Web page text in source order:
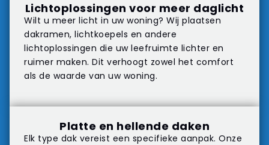
Lichtoplossingen voor meer daglicht
Wilt u meer licht in uw woning? Wij plaatsen
dakramen, lichtkoepels en andere
lichtoplossingen die uw leefruimte lichter en
ruimer maken. Dit verhoogt zowel het comfort
als de waarde van uw woning.
Platte en hellende daken
Elk type dak vereist een specifieke aanpak. Onze